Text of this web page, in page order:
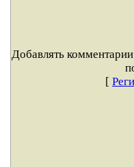
Добавлять
[